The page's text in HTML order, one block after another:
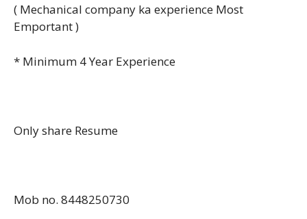
( Mechanical company ka experience Most
Emportant )
* Minimum 4 Year Experience
Only share Resume
Mob no. 8448250730